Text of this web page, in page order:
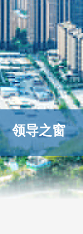
领导之窗